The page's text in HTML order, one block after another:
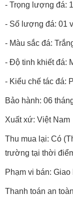
- Trọng lượng đá:
- Số lượng đá: 01
- Màu sắc đá:
- Độ tinh khiết đá:
- Kiểu chế tác đá:
Bảo hành: 06
Xuất xứ: Việt Nam
Thu mua lại: Có
trường tại thời
Phạm vi bán:
Thanh toán an